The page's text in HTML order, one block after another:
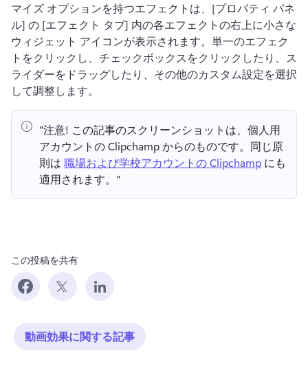
マイズ オプションを持つエフェクトは、[プロパティ パネ
ル] の [エフェクト タブ] 内の各エフェクトの右上に小さな
ウィジェット アイコンが表示されます。 単一のエフェク
トをクリックし、チェックボックスをクリックしたり、ス
ライダーをドラッグしたり、その他のカスタム設定を選択
して調整します。
"注意! この記事のスクリーンショットは、個人用
アカウントの Clipchamp からのものです。 同じ原
則は 職場および学校アカウントの Clipchamp にも
適用されます。"
この投稿を共有
動画効果に関する記事